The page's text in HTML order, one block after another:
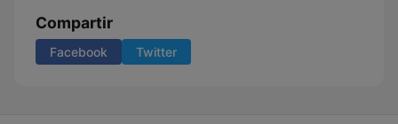
Compartir
Facebook Twitter